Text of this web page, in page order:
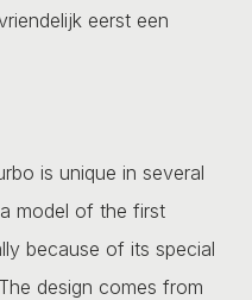
eerst een
is unique in several
model of the first
because of its special
design comes from